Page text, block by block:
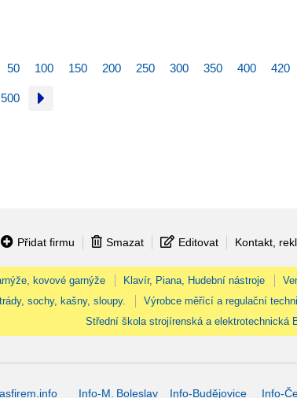
50 100 150 200 250 300 350 400 420
500
Přidat firmu Smazat Editovat Kontakt,
kovové garnýže Klavír, Piana, Hudební nástroje
sochy, kašny, sloupy.
Výrobce měřící a regulační
Střední škola strojírenská a elektrotechnická
Info-M. Boleslav Info-Budějovice Info-